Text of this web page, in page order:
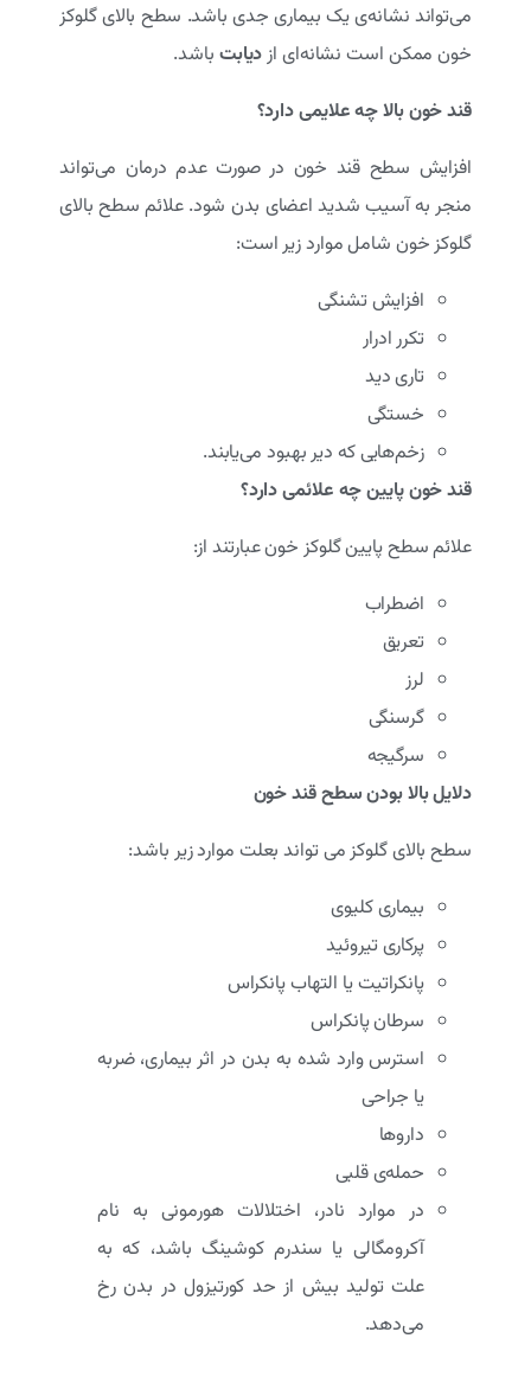
می‌تواند نشانه‌ی یک بیماری جدی باشد. سطح بالای گلوکز
خون ممکن است نشانه‌ای ازدیابتباشد.
قند خون بالا چه علایمی دارد؟
افزایش سطح قند خون در صورت عدم درمان می‌تواند
منجر به آسیب شدید اعضای بدن شود. علائم سطح بالای
گلوکز خون شامل موارد زیر است:
افزایش تشنگی
تکرر ادرار
تاری دید
خستگی
زخم‌هایی که دیر بهبود می‌یابند.
قند خون پایین چه علائمی دارد؟
علائم سطح پایین گلوکز خون عبارتند از:
اضطراب
تعریق
لرز
گرسنگی
سرگیجه
دلایل بالا بودن سطح قند خون
سطح بالای گلوکز می تواند بعلت موارد زیر باشد:
بیماری کلیوی
پرکاری تیروئید
پانکراتیت یا التهاب پانکراس
سرطان پانکراس
استرس وارد شده به بدن در اثر بیماری، ضربه
یا جراحی
داروها
حمله‌ی قلبی
در موارد نادر، اختلالات هورمونی به نام
آکرومگالی یا سندرم کوشینگ باشد، که به
علت تولید بیش از حد کورتیزول در بدن رخ
می‌دهد.